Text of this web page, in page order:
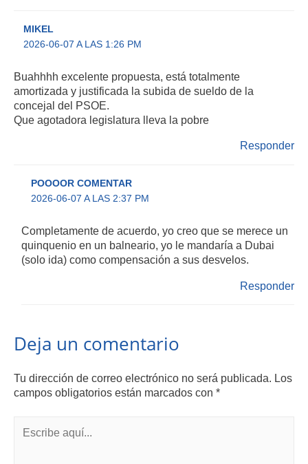
MIKEL
2026-06-07 A LAS 1:26 PM
Buahhhh excelente propuesta, está totalmente
amortizada y justificada la subida de sueldo de la
concejal del PSOE.
Que agotadora legislatura lleva la pobre
Responder
POOOOR COMENTAR
2026-06-07 A LAS 2:37 PM
Completamente de acuerdo, yo creo que se merece un
quinquenio en un balneario, yo le mandaría a Dubai
(solo ida) como compensación a sus desvelos.
Responder
Deja un comentario
Tu dirección de correo electrónico no será publicada. Los
campos obligatorios están marcados con *